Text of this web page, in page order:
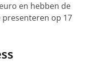
en hebben de
op 17